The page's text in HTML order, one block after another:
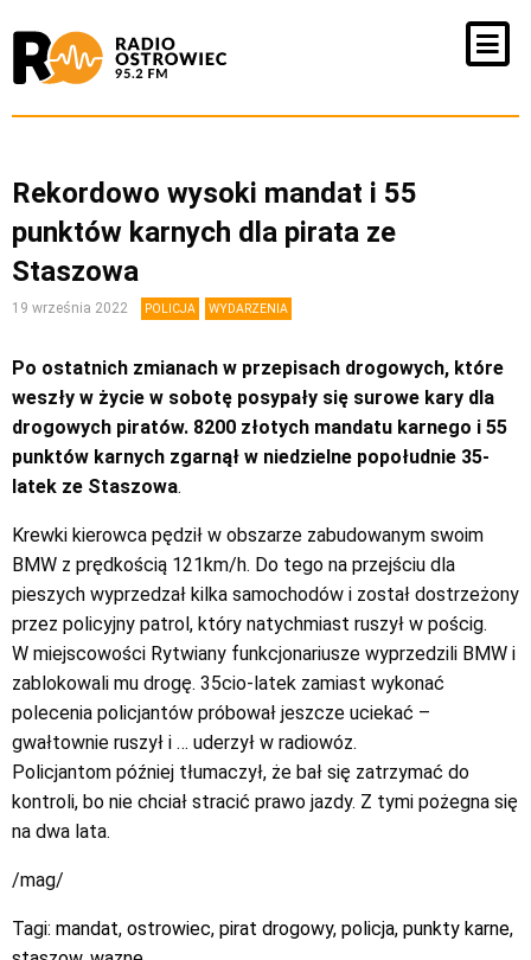
Rekordowo wysoki mandat i 55
punktów karnych dla pirata ze
Staszowa
19 września 2022 POLICJA WYDARZENIA
Po ostatnich zmianach w przepisach drogowych, które
weszły w życie w sobotę posypały się surowe kary dla
drogowych piratów. 8200 złotych mandatu karnego i 55
punktów karnych zgarnął w niedzielne popołudnie 35-
latek ze Staszowa.
Krewki kierowca pędził w obszarze zabudowanym swoim
BMW z prędkością 121km/h. Do tego na przejściu dla
pieszych wyprzedzał kilka samochodów i został dostrzeżony
przez policyjny patrol, który natychmiast ruszył w pościg.
W miejscowości Rytwiany funkcjonariusze wyprzedzili BMW i
zablokowali mu drogę. 35cio-latek zamiast wykonać
polecenia policjantów próbował jeszcze uciekać –
gwałtownie ruszył i … uderzył w radiowóz.
Policjantom później tłumaczył, że bał się zatrzymać do
kontroli, bo nie chciał stracić prawo jazdy. Z tymi pożegna się
na dwa lata.
/mag/
Tagi: mandat, ostrowiec, pirat drogowy, policja, punkty karne,